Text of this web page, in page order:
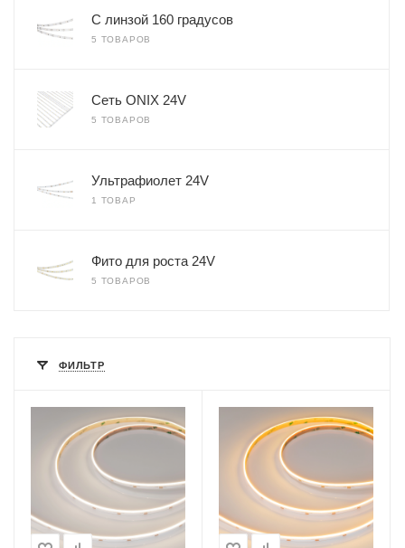
С линзой 160 градусов
5 ТОВАРОВ
Сеть ONIX 24V
5 ТОВАРОВ
Ультрафиолет 24V
1 ТОВАР
Фито для роста 24V
5 ТОВАРОВ
ФИЛЬТР